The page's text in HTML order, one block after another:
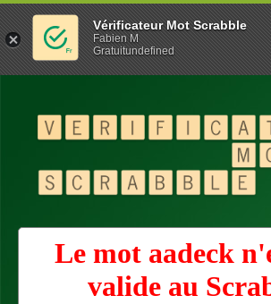
Le mot aadeck
valide au
Vérificateur Mot Scrabble
Fabien M
Gratuitundefined